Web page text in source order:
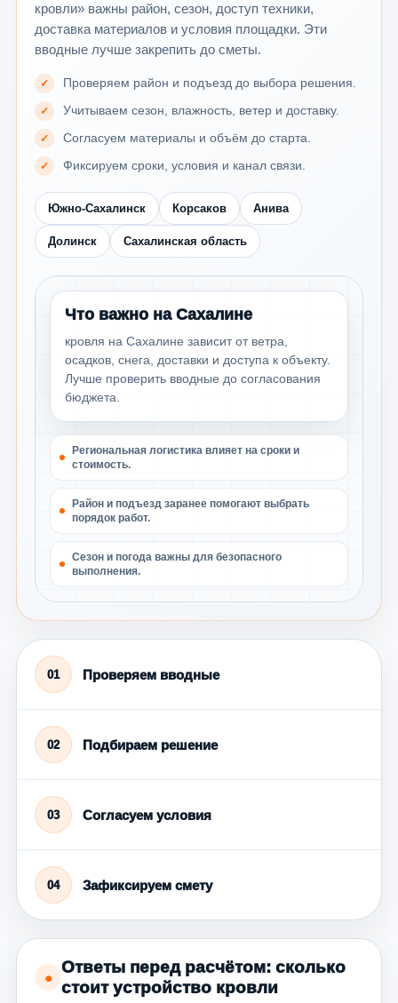
кровли» важны район, сезон, доступ техники,
доставка материалов и условия площадки. Эти
вводные лучше закрепить до сметы.
Проверяем район и подъезд до выбора решения.
Учитываем сезон, влажность, ветер и доставку.
Согласуем материалы и объём до старта.
Фиксируем сроки, условия и канал связи.
Южно-Сахалинск Корсаков Анива
Долинск Сахалинская область
Что важно на Сахалине
кровля на Сахалине зависит от ветра,
осадков, снега, доставки и доступа к объекту.
Лучше проверить вводные до согласования
бюджета.
Региональная логистика влияет на сроки и
стоимость.
Район и подъезд заранее помогают выбрать
порядок работ.
Сезон и погода важны для безопасного
выполнения.
01 Проверяем вводные
02 Подбираем решение
03 Согласуем условия
04 Зафиксируем смету
●
Ответы перед расчётом: сколько
стоит устройство кровли